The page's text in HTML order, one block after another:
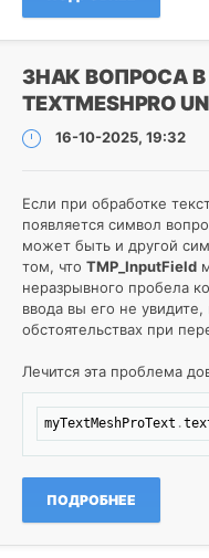
ЗНАК ВОПРОСА В
TEXTMESHPRO
16-10-2025, 19:32
Разработка
/
.NET
C#
/
Unity
Roman
6
0
.NET,
Unity,
C#
Если при обработке
появляется символ
может быть и другой
том, что TMP_InputField
неразрывного пробела
ввода вы его не
обстоятельствах при
Лечится эта проблема
myTextMeshProText .
ПОДРОБНЕЕ